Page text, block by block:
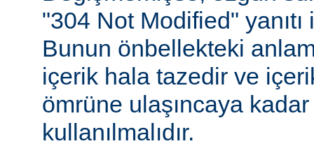
"304 Not Modified"
Bunun önbellekteki
içerik hala tazedir ve
ömrüne ulaşıncaya
kullanılmalıdır.